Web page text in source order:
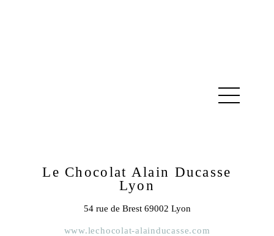
Le Chocolat Alain Ducasse
Lyon
54 rue de Brest 69002 Lyon
www.lechocolat-alainducasse.com